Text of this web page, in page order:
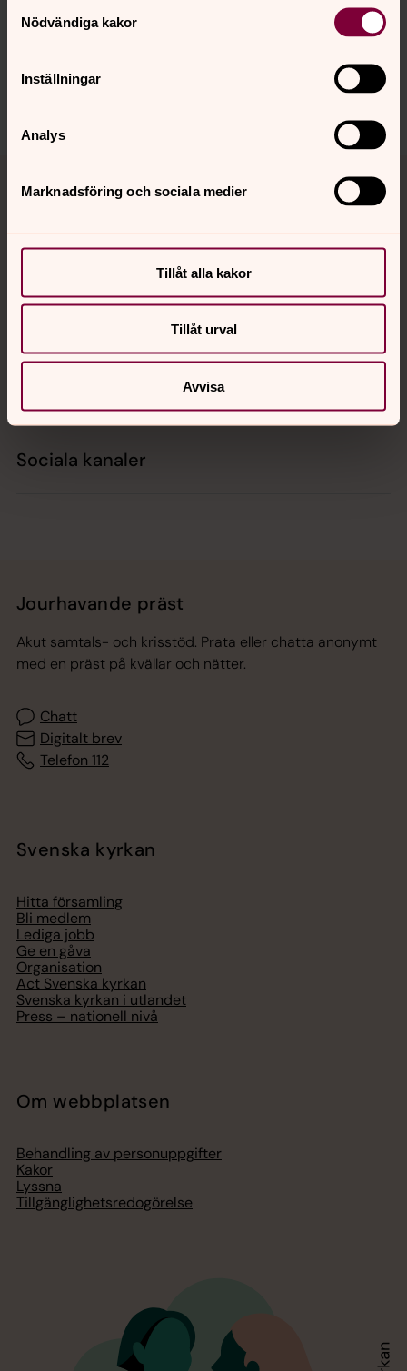
Nödvändiga kakor
Inställningar
Analys
Marknadsföring och sociala medier
Tillåt alla kakor
Tillåt urval
Avvisa
innehåll?
Dela
Kontakt
Sociala kanaler
Jourhavande präst
Akut samtals- och krisstöd. Prata eller chatta anonymt
med en präst på kvällar och nätter.
Chatt
Digitalt brev
Telefon 112
Svenska kyrkan
Hitta församling
Bli medlem
Lediga jobb
Ge en gåva
Organisation
Act Svenska kyrkan
Svenska kyrkan i utlandet
Press – nationell nivå
Om webbplatsen
Behandling av personuppgifter
Kakor
Lyssna
Tillgänglighetsredogörelse